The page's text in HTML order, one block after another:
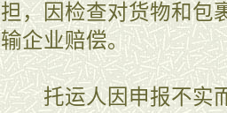
担，因检查对货物和包
输企业赔偿。
托运人因申报不实而